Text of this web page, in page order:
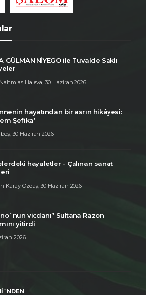
GÜLMAN NİYEGO ile Tuvalde Saklı
Haleva 30 Haziran 2026
hayatından bir asrın hikâyesi:
Şefika”
30 Haziran 2026
hayaletler - Çalınan sanat
Karay Özdaş 30 Haziran 2026
vicdanı” Sultana Razon
yitirdi
2026